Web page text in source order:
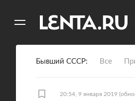
Бывший СССР Все
20:54, 9 января 2019